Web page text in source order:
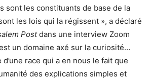
sont les constituants de base de la
les lois qui la régissent », a déclaré
Postdans une interview Zoom
un domaine axé sur la curiosité…
race qui a en nous le fait que
des explications simples et